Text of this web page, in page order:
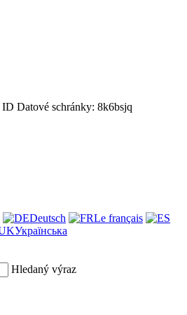
ID Datové schránky: 8k6bsjq
Deutsch
Le français
Українська
Hledaný výraz